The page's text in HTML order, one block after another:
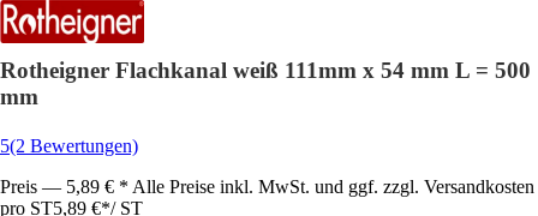
Rotheigner Flachkanal weiß 111mm x 54 mm L = 500
mm
5(2 Bewertungen)
Preis — 5,89 € * Alle Preise inkl. MwSt. und ggf. zzgl. Versandkosten
pro ST5,89 €*/ ST